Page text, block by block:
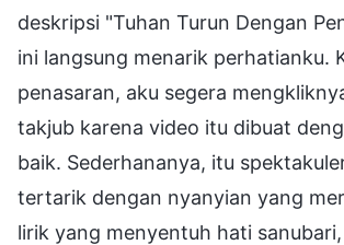
deskripsi "Tuhan Turun Dengan
ini langsung menarik perhatianku.
penasaran, aku segera
takjub karena video itu dibuat
baik. Sederhananya, itu
tertarik dengan nyanyian yang
lirik yang menyentuh hati